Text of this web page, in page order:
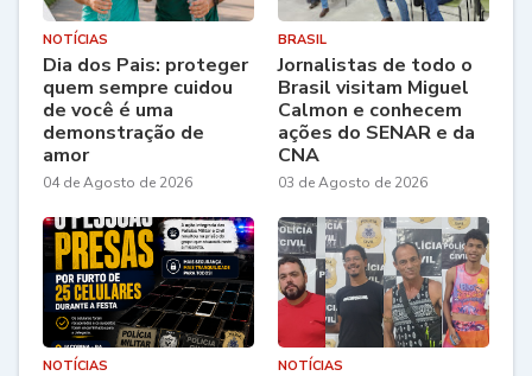
NOTÍCIAS
Dia dos Pais: proteger
quem sempre cuidou
de você é uma
demonstração de
amor
04 de Agosto de 2026
BRASIL
Jornalistas de todo o
Brasil visitam Miguel
Calmon e conhecem
ações do SENAR e da
CNA
03 de Agosto de 2026
NOTÍCIAS NOTÍCIAS